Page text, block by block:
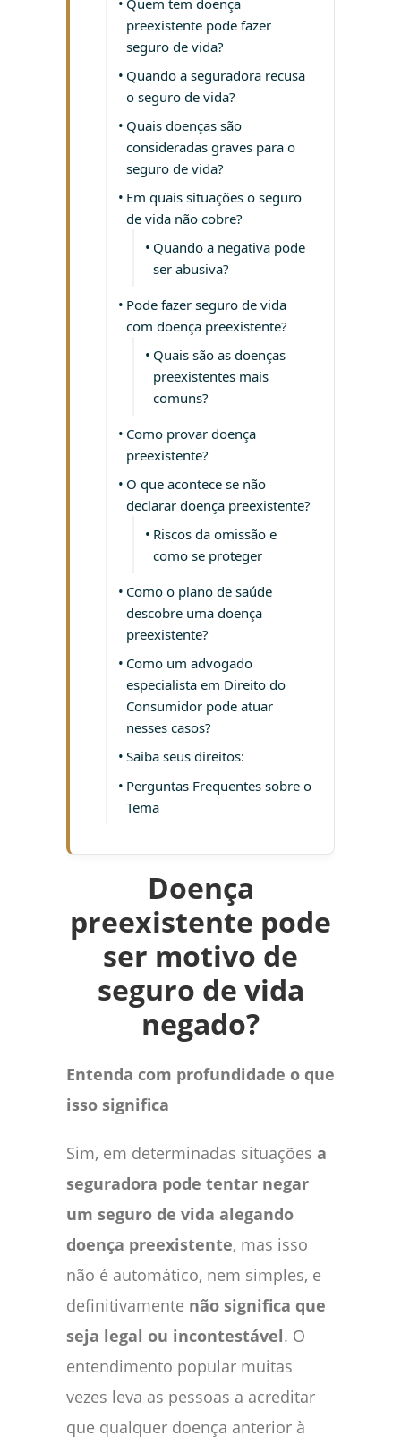
preexistente pode fazer
seguro de vida?
Quando a seguradora recusa
o seguro de vida?
Quais doenças são
consideradas graves para o
seguro de vida?
Em quais situações o seguro
de vida não cobre?
Quando a negativa pode
ser abusiva?
Pode fazer seguro de vida
com doença preexistente?
Quais são as doenças
preexistentes mais
comuns?
Como provar doença
preexistente?
O que acontece se não
declarar doença preexistente?
Riscos da omissão e
como se proteger
Como o plano de saúde
descobre uma doença
preexistente?
Como um advogado
especialista em Direito do
Consumidor pode atuar
nesses casos?
Saiba seus direitos:
Perguntas Frequentes sobre o
Tema
Doença
preexistente pode
ser motivo de
seguro de vida
negado?
Entenda com profundidade o que
isso significa
Sim, em determinadas situações a
seguradora pode tentar negar
um seguro de vida alegando
doença preexistente, mas isso
não é automático, nem simples, e
definitivamente não significa que
seja legal ou incontestável. O
entendimento popular muitas
vezes leva as pessoas a acreditar
que qualquer doença anterior à